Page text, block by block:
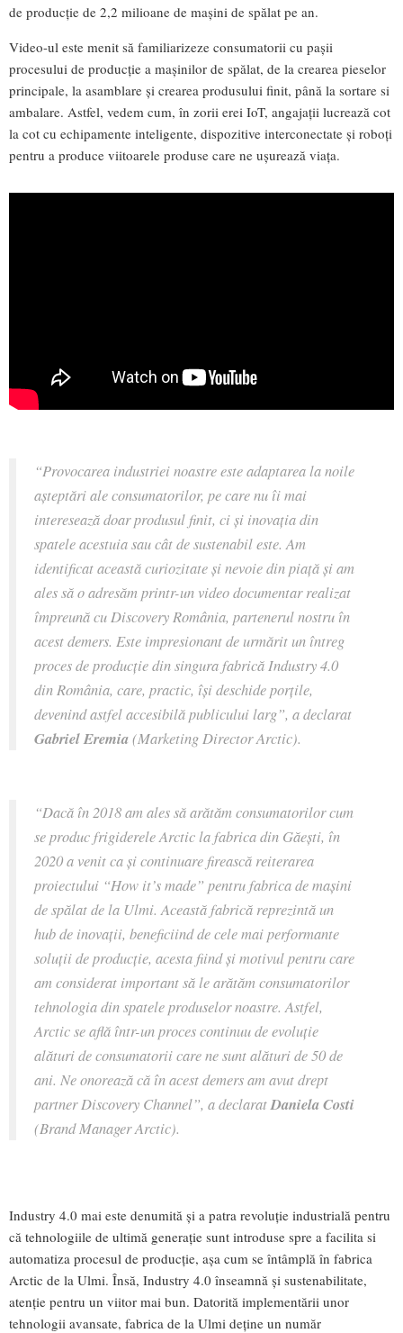
de producție de 2,2 milioane de mașini de spălat pe an.
Video-ul este menit să familiarizeze consumatorii cu pașii
procesului de producție a mașinilor de spălat, de la crearea pieselor
principale, la asamblare și crearea produsului finit, până la sortare si
ambalare. Astfel, vedem cum, în zorii erei IoT, angajații lucrează cot
la cot cu echipamente inteligente, dispozitive interconectate și roboți
pentru a produce viitoarele produse care ne ușurează viața.
“Provocarea industriei noastre este adaptarea la noile
așteptări ale consumatorilor, pe care nu îi mai
interesează doar produsul finit, ci și inovația din
spatele acestuia sau cât de sustenabil este. Am
identificat această curiozitate și nevoie din piață și am
ales să o adresăm printr-un video documentar realizat
împreună cu Discovery România, partenerul nostru în
acest demers. Este impresionant de urmărit un întreg
proces de producție din singura fabrică Industry 4.0
din România, care, practic, își deschide porțile,
devenind astfel accesibilă publicului larg”, a declarat
Gabriel Eremia(Marketing Director Arctic).
“Dacă în 2018 am ales să arătăm consumatorilor cum
se produc frigiderele Arctic la fabrica din Găești, în
2020 a venit ca și continuare firească reiterarea
proiectului “How it’s made” pentru fabrica de mașini
de spălat de la Ulmi. Această fabrică reprezintă un
hub de inovații, beneficiind de cele mai performante
soluții de producție, acesta fiind și motivul pentru care
am considerat important să le arătăm consumatorilor
tehnologia din spatele produselor noastre. Astfel,
Arctic se află într-un proces continuu de evoluție
alături de consumatorii care ne sunt alături de 50 de
ani. Ne onorează că în acest demers am avut drept
partner Discovery Channel”, a declaratDaniela Costi
(Brand Manager Arctic).
Industry 4.0 mai este denumită și a patra revoluție industrială pentru
că tehnologiile de ultimă generație sunt introduse spre a facilita si
automatiza procesul de producție, așa cum se întâmplă în fabrica
Arctic de la Ulmi. Însă, Industry 4.0 înseamnă și sustenabilitate,
atenție pentru un viitor mai bun. Datorită implementării unor
tehnologii avansate, fabrica de la Ulmi deține un număr